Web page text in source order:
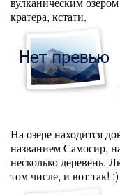
кратера, кстати.
На озере находится
названием Самосир,
несколько деревень.
том числе, и вот так! :)